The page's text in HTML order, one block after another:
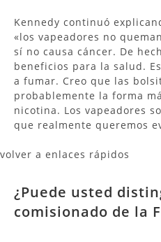
Kennedy continuó
«los vapeadores no
sí no causa cáncer. De
beneficios para la salud.
a fumar. Creo que las
probablemente la forma
nicotina. Los vapeadores
que realmente queremos
volver a enlaces rápidos
¿Puede usted
comisionado de la